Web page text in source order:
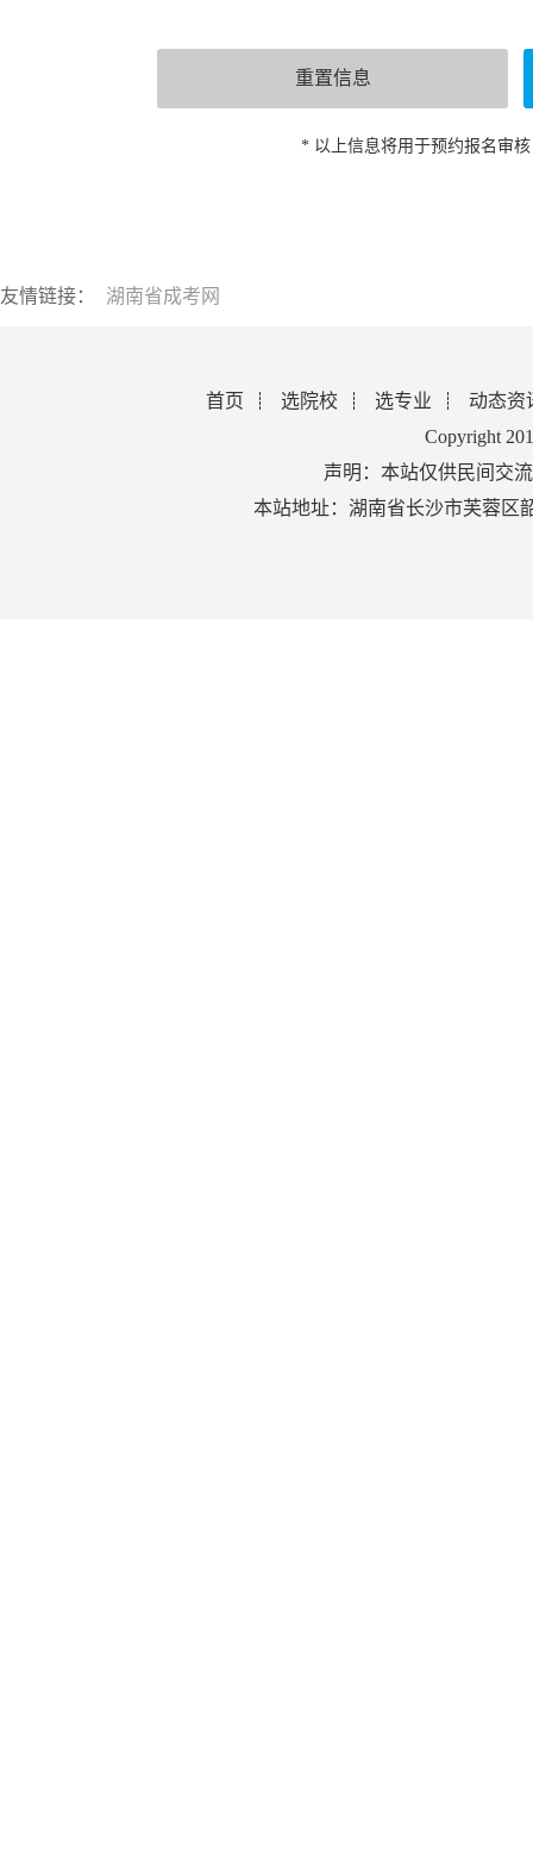
* 以上信息将用于预约报名审
友情链接： 湖南省成考网
首页 选院校 选专业
动态资
Copyright
声明：本站仅供民间交
本站地址：湖南省长沙市芙蓉区